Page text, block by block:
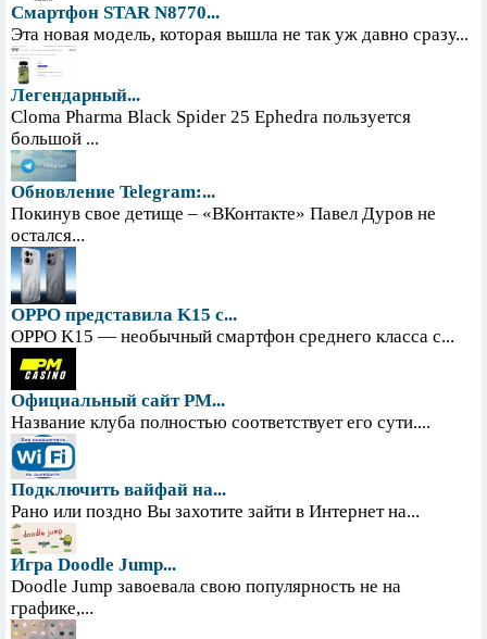
Смартфон STAR N8770...
Эта новая модель, которая вышла не так уж давно сразу...
Легендарный...
Cloma Pharma Black Spider 25 Ephedra пользуется
большой ...
Обновление Telegram:...
Покинув свое детище – «ВКонтакте» Павел Дуров не
остался...
OPPO представила K15 с...
OPPO K15 — необычный смартфон среднего класса с...
Официальный сайт PM...
Название клуба полностью соответствует его сути....
Подключить вайфай на...
Рано или поздно Вы захотите зайти в Интернет на...
Игра Doodle Jump...
Doodle Jump завоевала свою популярность не на
графике,...